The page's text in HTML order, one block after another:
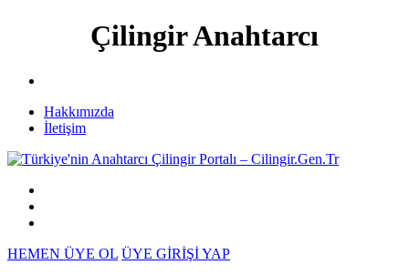
Çilingir Anahtarcı
Hakkımızda
İletişim
HEMEN ÜYE OL ÜYE GİRİŞİ YAP